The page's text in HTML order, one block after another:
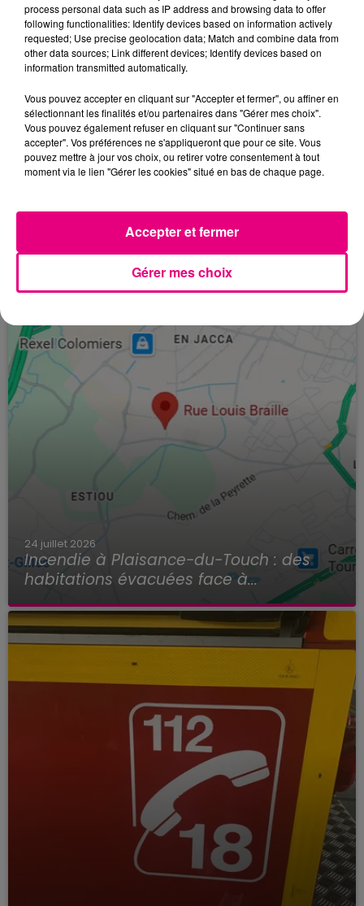
26 février 2026
SNCF : PLUS AUCUN TRAIN SUR LA LIGNE
Fermé à la circulation depuis le 18 février, le
tronçon reliant Foix à Ax-les-Thermes (Ariège)
ne rouvrira pas avant plusieurs mois, selon SNCF
24 juillet 2026
Incendie à Plaisance-du-Touch : des
habitations évacuées face à...
process personal data such as IP address and browsing data to offer
following functionalities: Identify devices based on information actively
requested; Use precise geolocation data; Match and combine data from
other data sources; Link different devices; Identify devices based on
information transmitted automatically.
Vous pouvez accepter en cliquant sur "Accepter et fermer", ou affiner en
sélectionnant les finalités et/ou partenaires dans "Gérer mes choix".
Vous pouvez également refuser en cliquant sur "Continuer sans
accepter". Vos préférences ne s'appliqueront que pour ce site. Vous
pouvez mettre à jour vos choix, ou retirer votre consentement à tout
moment via le lien "Gérer les cookies" situé en bas de chaque page.
Gérer mes choix
Accepter et fermer